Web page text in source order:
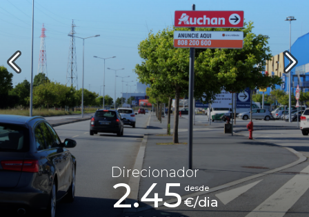
Direcionador
2.45 desde
€/dia